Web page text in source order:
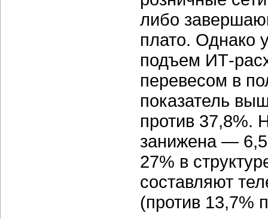
либо
плато. Однако
подъем ИТ-
перевесом в
показатель
против 37,8%.
занижена —
27% в
составляют
(против 13,7%